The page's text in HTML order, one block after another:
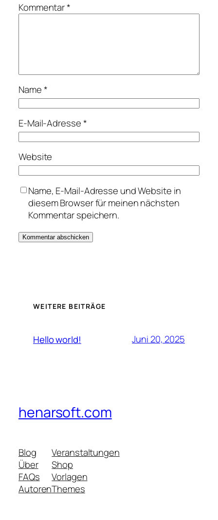
Kommentar*
Name*
E-Mail-Adresse*
Website
Name, E-Mail-Adresse und Website in
diesem Browser für meinen nächsten
Kommentar speichern.
WEITERE BEITRÄGE
Hello world! Juni 20, 2025
henarsoft.com
Blog
Über
FAQs
Autoren
Veranstaltungen
Shop
Vorlagen
Themes